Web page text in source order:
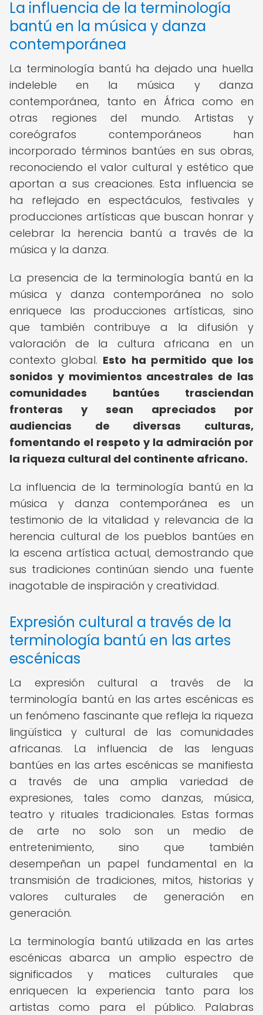
La influencia de la terminología
bantú en la música y danza
contemporánea
La terminología bantú ha dejado una huella
indeleble en la música y danza
contemporánea, tanto en África como en
otras regiones del mundo. Artistas y
coreógrafos contemporáneos han
incorporado términos bantúes en sus obras,
reconociendo el valor cultural y estético que
aportan a sus creaciones. Esta influencia se
ha reflejado en espectáculos, festivales y
producciones artísticas que buscan honrar y
celebrar la herencia bantú a través de la
música y la danza.
La presencia de la terminología bantú en la
música y danza contemporánea no solo
enriquece las producciones artísticas, sino
que también contribuye a la difusión y
valoración de la cultura africana en un
contexto global. Esto ha permitido que los
sonidos y movimientos ancestrales de las
comunidades bantúes trasciendan
fronteras y sean apreciados por
audiencias de diversas culturas,
fomentando el respeto y la admiración por
la riqueza cultural del continente africano.
La influencia de la terminología bantú en la
música y danza contemporánea es un
testimonio de la vitalidad y relevancia de la
herencia cultural de los pueblos bantúes en
la escena artística actual, demostrando que
sus tradiciones continúan siendo una fuente
inagotable de inspiración y creatividad.
Expresión cultural a través de la
terminología bantú en las artes
escénicas
La expresión cultural a través de la
terminología bantú en las artes escénicas es
un fenómeno fascinante que refleja la riqueza
lingüística y cultural de las comunidades
africanas. La influencia de las lenguas
bantúes en las artes escénicas se manifiesta
a través de una amplia variedad de
expresiones, tales como danzas, música,
teatro y rituales tradicionales. Estas formas
de arte no solo son un medio de
entretenimiento, sino que también
desempeñan un papel fundamental en la
transmisión de tradiciones, mitos, historias y
valores culturales de generación en
generación.
La terminología bantú utilizada en las artes
escénicas abarca un amplio espectro de
significados y matices culturales que
enriquecen la experiencia tanto para los
artistas como para el público. Palabras